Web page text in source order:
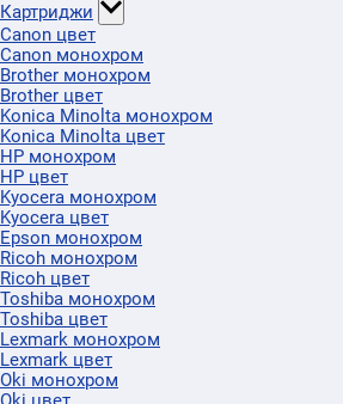
Картриджи
Canon цвет
Canon монохром
Brother монохром
Brother цвет
Konica Minolta монохром
Konica Minolta цвет
HP монохром
HP цвет
Kyocera монохром
Kyocera цвет
Epson монохром
Ricoh монохром
Ricoh цвет
Toshiba монохром
Toshiba цвет
Lexmark монохром
Lexmark цвет
Oki монохром